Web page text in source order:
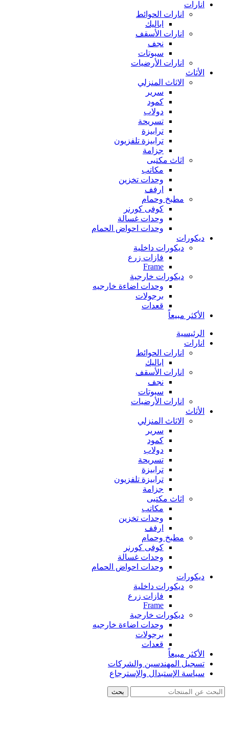
انارات
انارات الحوائط
اباليك
انارات الأسقف
نجف
سبوتات
انارات الأرضيات
الأثاث
الاثاث المنزلي
سرير
كمود
دولاب
تسريحة
ترابيزة
ترابيزة تلفزيون
جزامة
اثاث مكتبى
مكاتب
وحدات تخزين
ارفف
مطبخ وحمام
كوفى كورنر
وحدات غسالة
وحدات احواض الحمام
ديكورات
ديكورات داخلية
فازات زرع
Frame
ديكورات خارجية
وحدات اضاءة خارجيه
برجولات
قعدات
الأكثر مبيعاً
الرئيسية
انارات
انارات الحوائط
اباليك
انارات الأسقف
نجف
سبوتات
انارات الأرضيات
الأثاث
الاثاث المنزلي
سرير
كمود
دولاب
تسريحة
ترابيزة
ترابيزة تلفزيون
جزامة
اثاث مكتبى
مكاتب
وحدات تخزين
ارفف
مطبخ وحمام
كوفى كورنر
وحدات غسالة
وحدات احواض الحمام
ديكورات
ديكورات داخلية
فازات زرع
Frame
ديكورات خارجية
وحدات اضاءة خارجيه
برجولات
قعدات
الأكثر مبيعاً
تسجيل المهندسين والشركات
سياسة الإستبدال والإسترجاع
بحث